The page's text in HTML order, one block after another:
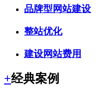
品牌型网站建设
整站优化
建设网站费用
+经典案例